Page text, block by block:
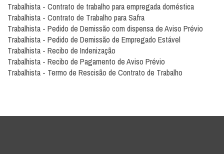
Trabalhista - Contrato de trabalho para empregada doméstica
Trabalhista - Contrato de Trabalho para Safra
Trabalhista - Pedido de Demissão com dispensa de Aviso Prévio
Trabalhista - Pedido de Demissão de Empregado Estável
Trabalhista - Recibo de Indenização
Trabalhista - Recibo de Pagamento de Aviso Prévio
Trabalhista - Termo de Rescisão de Contrato de Trabalho